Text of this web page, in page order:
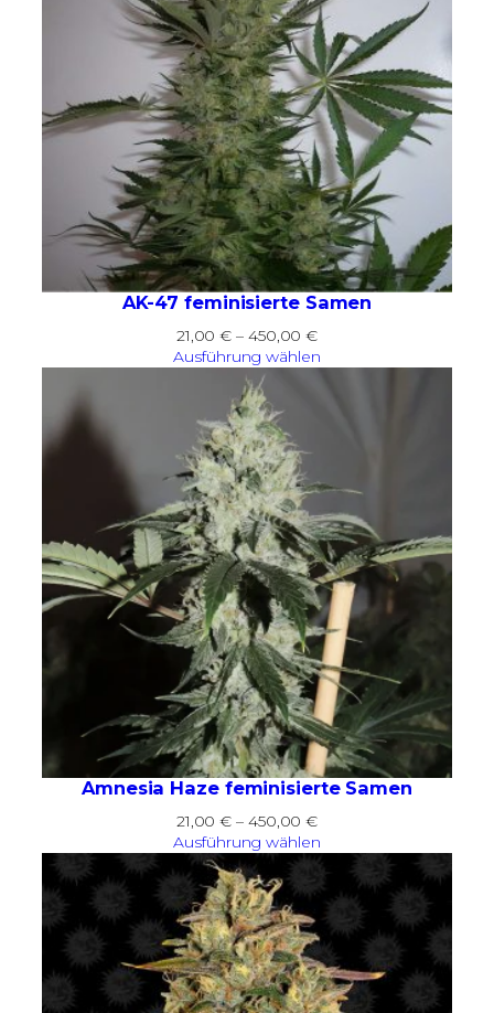
AK-47 feminisierte Samen
21,00€ – 450,00€Preisspanne:
21,00 €
Ausführung wählen
Amnesia Haze feminisierte Samen
21,00€ – 450,00€Preisspanne:
21,00 €
bis
450,00 €
Ausführung wählen